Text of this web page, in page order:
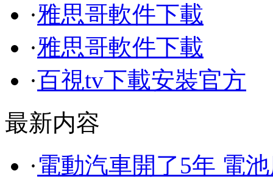
·雅思哥軟件下載
·雅思哥軟件下載
·百視tv下載安裝官方
最新内容
·電動汽車開了5年 電